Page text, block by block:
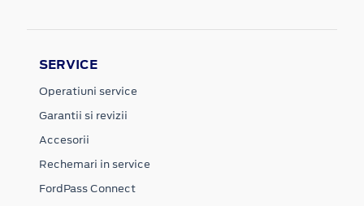
SERVICE
Operatiuni service
Garantii si revizii
Accesorii
Rechemari in service
FordPass Connect